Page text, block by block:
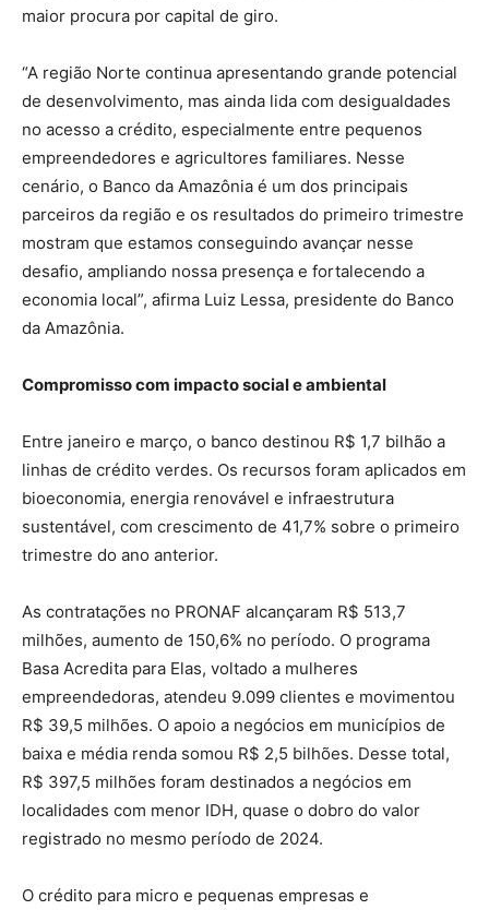
maior procura por capital de giro.
“A região Norte continua apresentando grande potencial
de desenvolvimento, mas ainda lida com desigualdades
no acesso a crédito, especialmente entre pequenos
empreendedores e agricultores familiares. Nesse
cenário, o Banco da Amazônia é um dos principais
parceiros da região e os resultados do primeiro trimestre
mostram que estamos conseguindo avançar nesse
desafio, ampliando nossa presença e fortalecendo a
economia local”, afirma Luiz Lessa, presidente do Banco
da Amazônia.
Compromisso com impacto social e ambiental
Entre janeiro e março, o banco destinou R$ 1,7 bilhão a
linhas de crédito verdes. Os recursos foram aplicados em
bioeconomia, energia renovável e infraestrutura
sustentável, com crescimento de 41,7% sobre o primeiro
trimestre do ano anterior.
As contratações no PRONAF alcançaram R$ 513,7
milhões, aumento de 150,6% no período. O programa
Basa Acredita para Elas, voltado a mulheres
empreendedoras, atendeu 9.099 clientes e movimentou
R$ 39,5 milhões. O apoio a negócios em municípios de
baixa e média renda somou R$ 2,5 bilhões. Desse total,
R$ 397,5 milhões foram destinados a negócios em
localidades com menor IDH, quase o dobro do valor
registrado no mesmo período de 2024.
O crédito para micro e pequenas empresas e